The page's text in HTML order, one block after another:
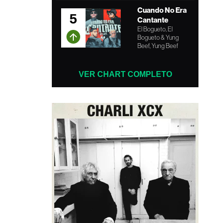
5
Cuando No Era
Cantante
El Bogueto, El
Bogueto & Yung
Beef, Yung Beef
VER CHART COMPLETO